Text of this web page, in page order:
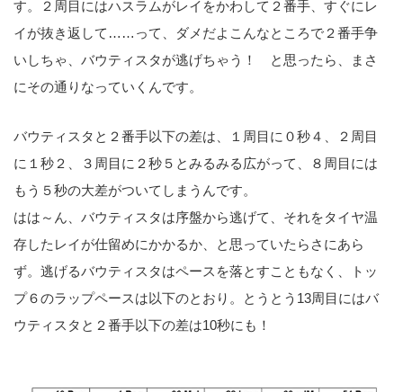
す。２周目にはハスラムがレイをかわして２番手、すぐにレ
イが抜き返して……って、ダメだよこんなところで２番手争
いしちゃ、バウティスタが逃げちゃう！ と思ったら、まさ
にその通りなっていくんです。
バウティスタと２番手以下の差は、１周目に０秒４、２周目
に１秒２、３周目に２秒５とみるみる広がって、８周目には
もう５秒の大差がついてしまうんです。
はは～ん、バウティスタは序盤から逃げて、それをタイヤ温
存したレイが仕留めにかかるか、と思っていたらさにあら
ず。逃げるバウティスタはペースを落とすこともなく、トッ
プ６のラップペースは以下のとおり。とうとう13周目にはバ
ウティスタと２番手以下の差は10秒にも！